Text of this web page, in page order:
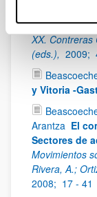
modelo
XX. Contreras
(eds.), 2009;
y Vitoria -
Arantza El
Sectores de
Movimientos
Rivera, A.;
2008; 17 - 41